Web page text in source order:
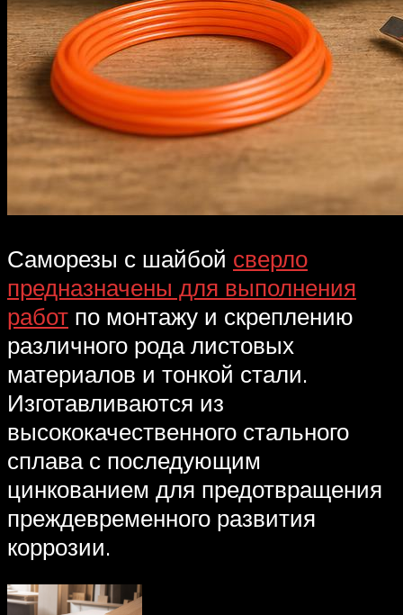
Саморезы с шайбой сверло
предназначены для выполнения
работ по монтажу и скреплению
различного рода листовых
материалов и тонкой стали.
Изготавливаются из
высококачественного стального
сплава с последующим
цинкованием для предотвращения
преждевременного развития
коррозии.